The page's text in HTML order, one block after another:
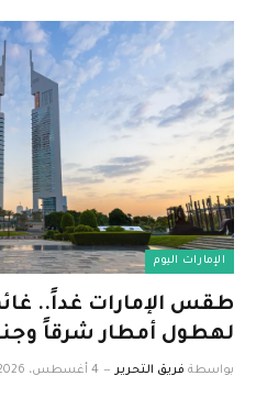
الإمارات اليوم
طقس الإمارات غداً..
لهطول أمطار شرقاً
بواسطة فريق التحرير 4 أغسطس، 2026